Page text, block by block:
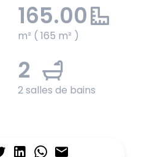
165.00
m² ( 165 m² )
2
2 salles de bains